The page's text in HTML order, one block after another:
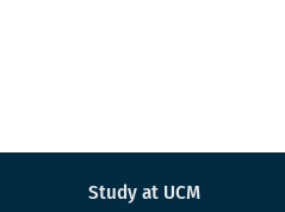
Study at UCM